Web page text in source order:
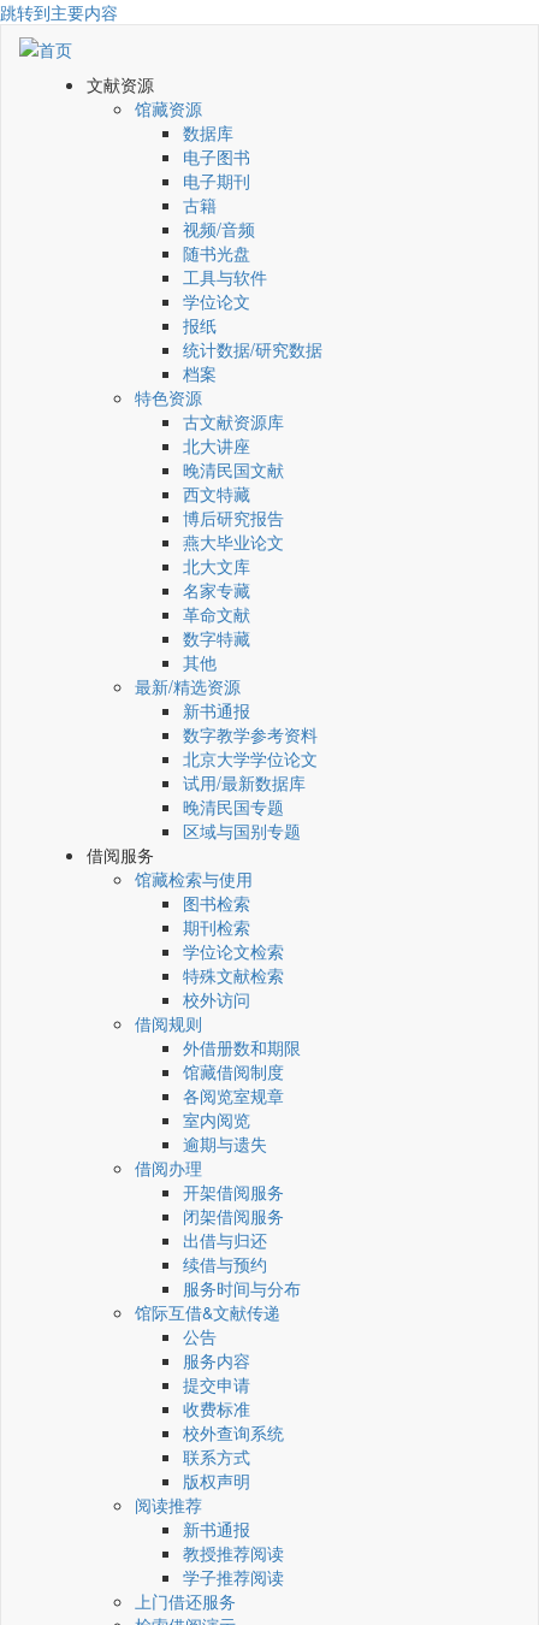
跳转到主要内容
文献资源
馆藏资源
数据库
电子图书
电子期刊
古籍
视频/音频
随书光盘
工具与软件
学位论文
报纸
统计数据/研究数据
档案
特色资源
古文献资源库
北大讲座
晚清民国文献
西文特藏
博后研究报告
燕大毕业论文
北大文库
名家专藏
革命文献
数字特藏
其他
最新/精选资源
新书通报
数字教学参考资料
北京大学学位论文
试用/最新数据库
晚清民国专题
区域与国别专题
借阅服务
馆藏检索与使用
图书检索
期刊检索
学位论文检索
特殊文献检索
校外访问
借阅规则
外借册数和期限
馆藏借阅制度
各阅览室规章
室内阅览
逾期与遗失
借阅办理
开架借阅服务
闭架借阅服务
出借与归还
续借与预约
服务时间与分布
馆际互借&文献传递
公告
服务内容
提交申请
收费标准
校外查询系统
联系方式
版权声明
阅读推荐
新书通报
教授推荐阅读
学子推荐阅读
上门借还服务